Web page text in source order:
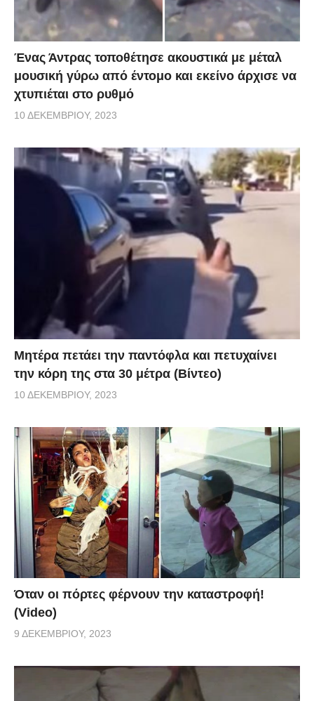
Ένας Άντρας τοποθέτησε ακουστικά με μέταλ
μουσική γύρω από έντομο και εκείνο άρχισε να
χτυπιέται στο ρυθμό
10 ΔΕΚΕΜΒΡΊΟΥ, 2023
Μητέρα πετάει την παντόφλα και πετυχαίνει
την κόρη της στα 30 μέτρα (Βίντεο)
10 ΔΕΚΕΜΒΡΊΟΥ, 2023
Όταν οι πόρτες φέρνουν την καταστροφή!
(Video)
9 ΔΕΚΕΜΒΡΊΟΥ, 2023